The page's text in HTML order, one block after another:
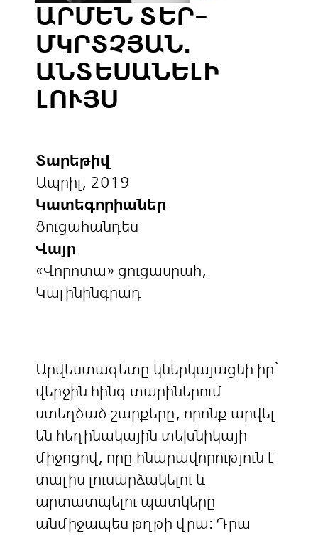
ԱՐՄԵՆ ՏԵՐ-
ՄԿՐՏՉՅԱՆ.
ԱՆՏԵՍԱՆԵԼԻ
ԼՈՒՅՍ
Տարեթիվ
Ապրիլ, 2019
Կատեգորիաներ
Ցուցահանդես
Վայր
«Վորոտա» ցուցասրահ,
Կալինինգրադ
Արվեստագետը կներկայացնի իր`
վերջին հինգ տարիներում
ստեղծած շարքերը, որոնք արվել
են հեղինակային տեխնիկայի
միջոցով, որը հնարավորություն է
տալիս լուսարձակելու և
արտատպելու պատկերը
անմիջապես թղթի վրա։ Դրա